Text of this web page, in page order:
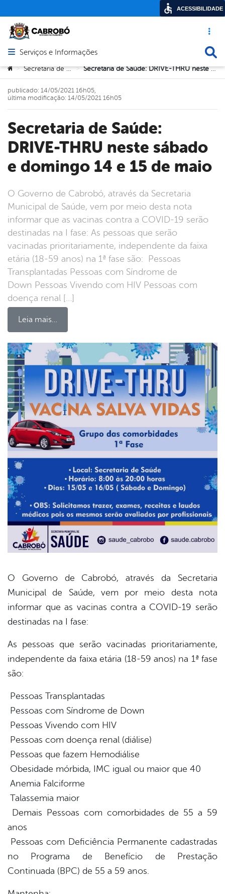
Acesso
Abrir menu principal de navegação
Serviços e Informações
Você está aqui:
> Secretaria de Saúde > Secretaria de Saúde: DRIVE-THRU neste sábado e domingo 14 e 15 de maio
Secretaria de Saúde:
DRIVE-THRU neste sábado
e domingo 14 e 15 de maio
O Governo de Cabrobó, através da Secretaria
Municipal de Saúde, vem por meio desta nota
informar que as vacinas contra a COVID-19 serão
destinadas na I fase: As pessoas que serão
vacinadas prioritariamente, independente da faixa
etária (18-59 anos) na 1ª fase são: Pessoas
Transplantadas Pessoas com Síndrome de
Down Pessoas Vivendo com HIV Pessoas com
doença renal […]
Leia mais…
publicado: 14/05/2021 16h05,
última modificação: 14/05/2021 16h05
O Governo de Cabrobó, através da Secretaria
Municipal de Saúde, vem por meio desta nota
informar que as vacinas contra a COVID-19 serão
destinadas na I fase:
As pessoas que serão vacinadas prioritariamente,
independente da faixa etária (18-59 anos) na 1ª fase
são:
Pessoas Transplantadas
Pessoas com Síndrome de Down
Pessoas Vivendo com HIV
Pessoas com doença renal (diálise)
Pessoas que fazem Hemodiálise
Obesidade mórbida, IMC igual ou maior que 40
Anemia Falciforme
Talassemia maior
Demais Pessoas com comorbidades de 55 a 59
anos
Pessoas com Deficiência Permanente cadastradas
no Programa de Benefício de Prestação
Continuada (BPC) de 55 a 59 anos.
ACESSIBILIDADE